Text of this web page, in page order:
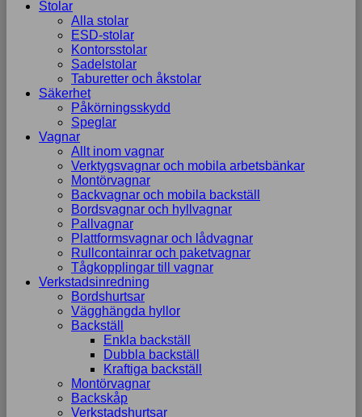
Stolar
Alla stolar
ESD-stolar
Kontorsstolar
Sadelstolar
Taburetter och åkstolar
Säkerhet
Påkörningsskydd
Speglar
Vagnar
Allt inom vagnar
Verktygsvagnar och mobila arbetsbänkar
Montörvagnar
Backvagnar och mobila backställ
Bordsvagnar och hyllvagnar
Pallvagnar
Plattformsvagnar och lådvagnar
Rullcontainrar och paketvagnar
Tågkopplingar till vagnar
Verkstadsinredning
Bordshurtsar
Vägghängda hyllor
Backställ
Enkla backställ
Dubbla backställ
Kraftiga backställ
Montörvagnar
Backskåp
Verkstadshurtsar